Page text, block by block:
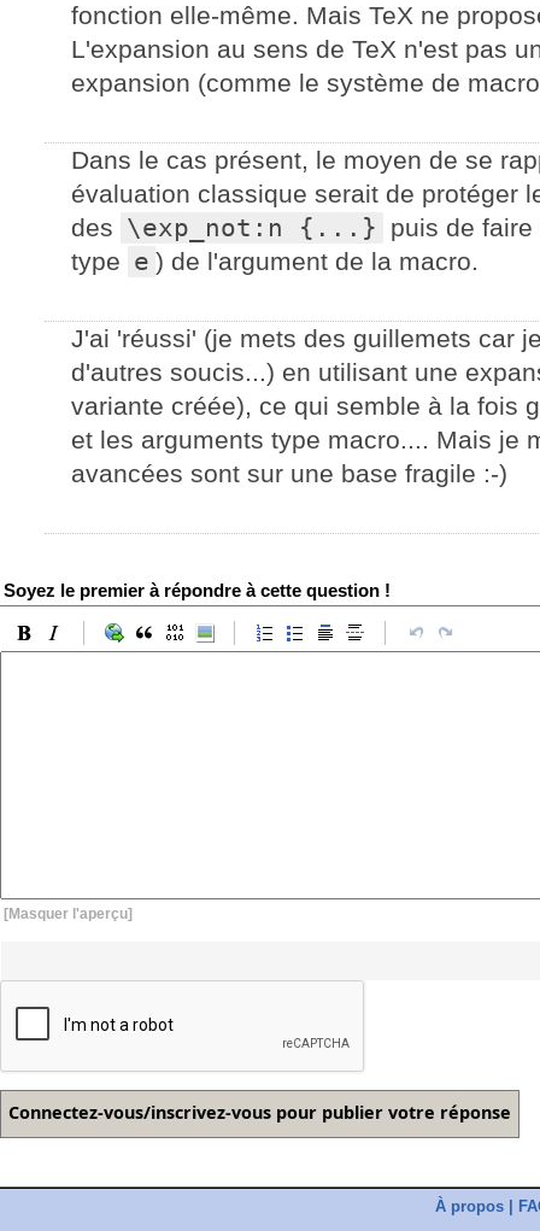
fonction elle-même. Mais TeX ne
L'expansion au sens de TeX n'est pas
expansion (comme le système de
Dans le cas présent, le moyen de se
évaluation classique serait de protéger
des \exp_not:n {...}
puis de
type e ) de l'argument de la macro.
J'ai 'réussi' (je mets des guillemets car
d'autres soucis...) en utilisant une
variante créée), ce qui semble à la fois
et les arguments type macro.... Mais je
avancées sont sur une base fragile :-)
Soyez le premier à répondre à cette question !
[Masquer l'aperçu]
À propos